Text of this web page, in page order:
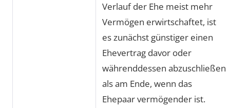
Verlauf der Ehe meist mehr
Vermögen erwirtschaftet, ist
es zunächst günstiger einen
Ehevertrag davor oder
währenddessen abzuschließen
als am Ende, wenn das
Ehepaar vermögender ist.